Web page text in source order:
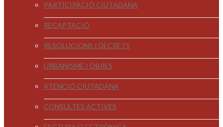
PARTICIPACIÓ CIUTADANA
RECAPTACIÓ
RESOLUCIONS I DECRETS
URBANISME I OBRES
ATENCIÓ CIUTADANA
CONSULTES ACTIVES